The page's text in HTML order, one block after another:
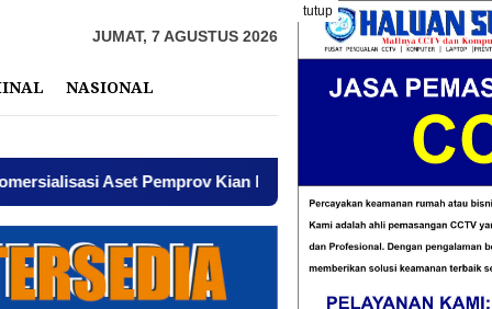
tutup
JUMAT, 7 AGUSTUS 2026
NASIONAL
Aset Pemprov Kian Menguat AWPI Serukan